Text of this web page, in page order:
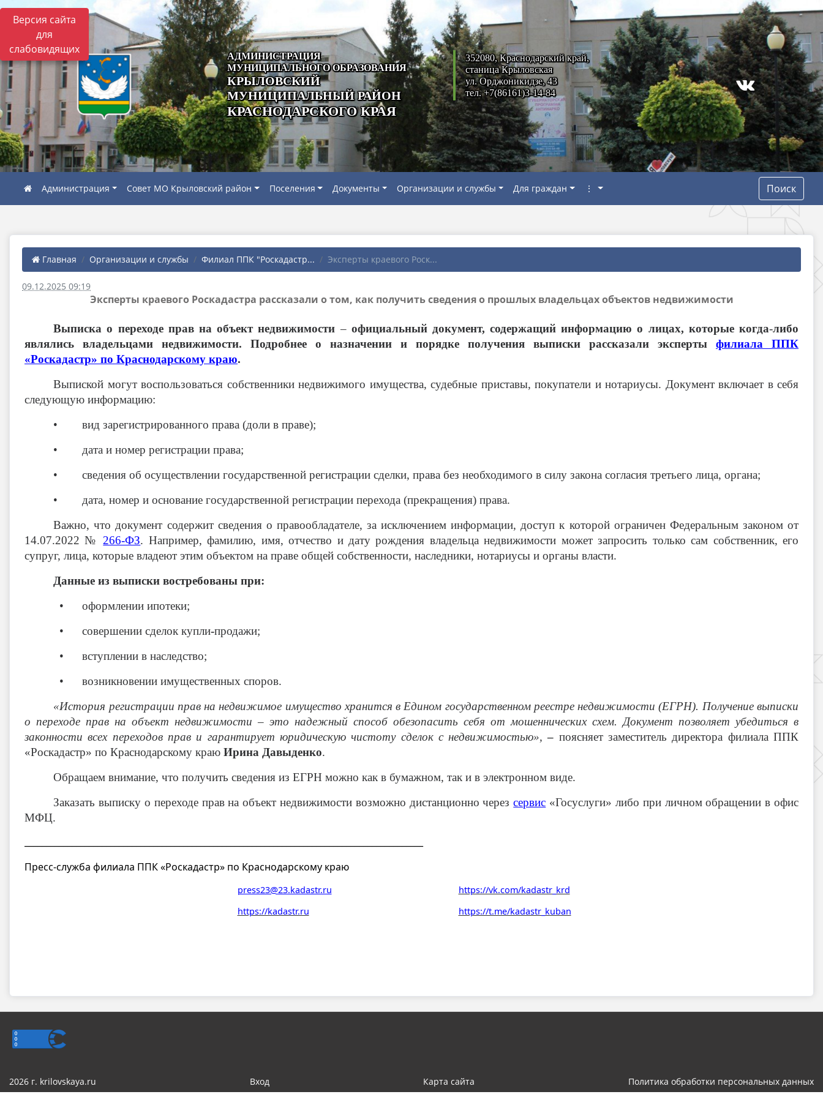
Версия сайта
для
слабовидящих
АДМИНИСТРАЦИЯ
МУНИЦИПАЛЬНОГО ОБРАЗОВАНИЯ
КРЫЛОВСКИЙ
МУНИЦИПАЛЬНЫЙ РАЙОН
КРАСНОДАРСКОГО КРАЯ
352080, Краснодарский край,
станица Крыловская
ул. Орджоникидзе, 43
тел. +7(86161)3-14-84
Администрация Совет МО Крыловский район Поселения Документы Организации и службы Для граждан ⋮ Поиск
Главная Организации и службы Филиал ППК "Роскадастр... Эксперты краевого Роск...
09.12.2025 09:19
Эксперты краевого Роскадастра рассказали о том, как получить сведения о прошлых владельцах объектов недвижимости
Выписка о переходе прав на объект недвижимости–официальный документ, содержащий информацию о лицах, которые когда-либо
являлись владельцами недвижимости. Подробнее о назначении и порядке получения выписки рассказали эксперты филиала ППК
«Роскадастр» по Краснодарскому краю.
Выпиской могут воспользоваться собственники недвижимого имущества, судебные приставы, покупатели и нотариусы. Документ включает в себя
следующую информацию:
• вид зарегистрированного права (доли в праве);
• дата и номер регистрации права;
• сведения об осуществлении государственной регистрации сделки, права без необходимого в силу закона согласия третьего лица, органа;
• дата, номер и основание государственной регистрации перехода (прекращения) права.
Важно, что документ содержит сведения о правообладателе, за исключением информации, доступ к которой ограничен Федеральным законом от
14.07.2022 № 266-ФЗ. Например, фамилию, имя, отчество и дату рождения владельца недвижимости может запросить только сам собственник, его
супруг, лица, которые владеют этим объектом на праве общей собственности, наследники, нотариусы и органы власти.
Данные из выписки востребованы при:
• оформлении ипотеки;
• совершении сделок купли-продажи;
• вступлении в наследство;
• возникновении имущественных споров.
«История регистрации прав на недвижимое имущество хранится в Едином государственном реестре недвижимости (ЕГРН). Получение выписки
о переходе прав на объект недвижимости – это надежный способ обезопасить себя от мошеннических схем. Документ позволяет убедиться в
законности всех переходов прав и гарантирует юридическую чистоту сделок с недвижимостью»,– поясняет заместитель директора филиала ППК
«Роскадастр» по Краснодарскому краю Ирина Давыденко.
Обращаем внимание, что получить сведения из ЕГРН можно как в бумажном, так и в электронном виде.
Заказать выписку о переходе прав на объект недвижимости возможно дистанционно черезсервис «Госуслуги» либо при личном обращении в офис
МФЦ.
Пресс-служба филиала ППК «Роскадастр» по Краснодарскому краю
press23@23.kadastr.ru
https://vk.com/kadastr_krd
https://kadastr.ru
https://t.me/kadastr_kuban
2026 г. krilovskaya.ru Вход Карта сайта Политика обработки персональных данных